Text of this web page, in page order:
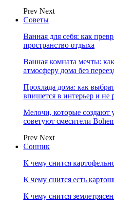
Prev Next
Советы
Ванная для себя: как
пространство отдыха
Ванная комната мечты:
атмосферу дома без
Прохлада дома: как
впишется в интерьер и не
Мелочи, которые создают
советуют смесители
Prev Next
Сонник
К чему снится
К чему снится есть
К чему снится